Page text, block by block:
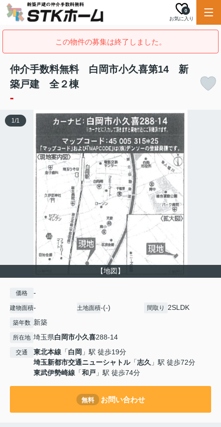
お気に入り
0
この物件の募集は終了しました。
仲介手数料無料 白岡市小久喜第14 新
築戸建 全２棟
-
【地図】
1/1
価格 -
建物面積- 土地面積-(-) 間取り 2SLDK
築年数 新築
所在地 埼玉県白岡市小久喜288-14
交通 東北本線 「白岡 」駅 徒歩19分
埼玉新都市交通ニューシャトル「志久 」駅 徒歩72分
東武伊勢崎線 「和戸 」駅 徒歩74分
無料 お問い合わせ